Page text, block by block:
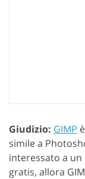
Giudizio: GIMP
simile a
interessato a
gratis, allora